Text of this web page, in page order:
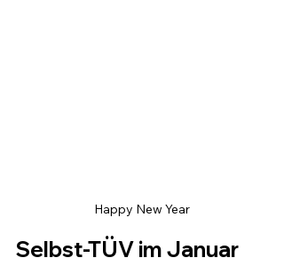
Happy New Year
Selbst-TÜV im Januar